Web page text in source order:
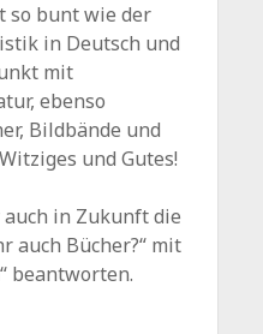
so bunt wie der
in Deutsch und
mit
ebenso
Bildbände und
und Gutes!
in Zukunft die
auch Bücher?“ mit
beantworten.